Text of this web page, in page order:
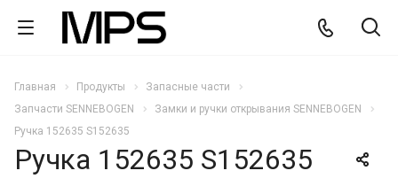
Главная Продукты
Запасные части
Запчасти SENNEBOGEN
Замки и ручки открывания SENNEBOGEN
Ручка 152635 S152635
Ручка 152635 S152635